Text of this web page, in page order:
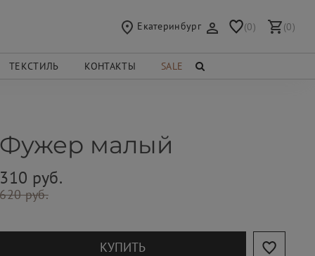
Екатеринбург (0) (0)
ТЕКСТИЛЬ КОНТАКТЫ SALE
Фужер малый
310 руб.
620 руб.
КУПИТЬ